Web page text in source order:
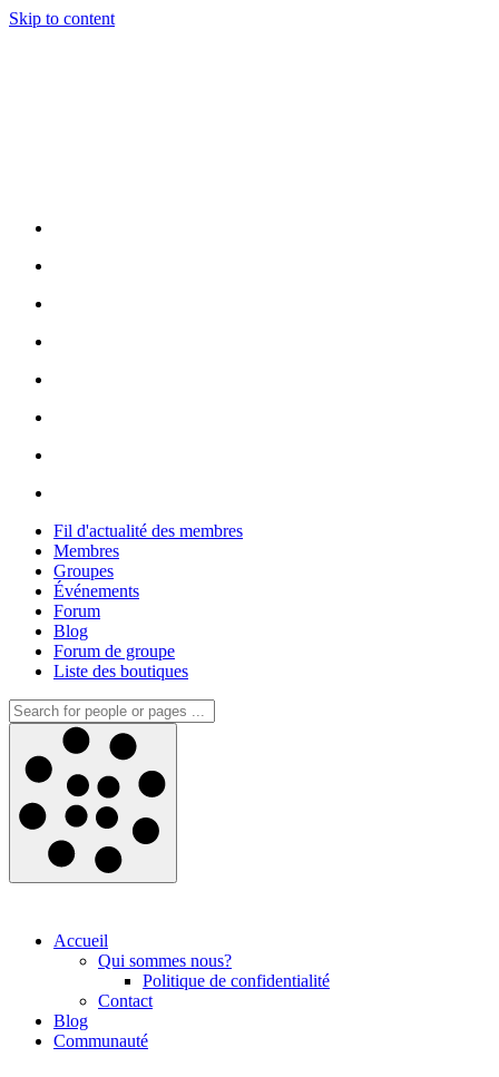
Skip to content
Fil d'actualité des membres
Membres
Groupes
Événements
Forum
Blog
Forum de groupe
Liste des boutiques
Accueil
Qui sommes nous?
Politique de confidentialité
Contact
Blog
Communauté